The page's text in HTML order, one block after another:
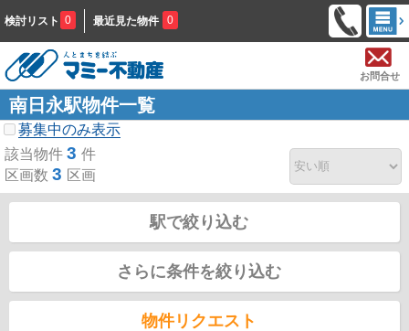
検討リスト 0 最近見た物件 0
お問合せ
南日永駅物件一覧
募集中のみ表示
該当物件 3 件
区画数 3 区画
駅で絞り込む
さらに条件を絞り込む
物件リクエスト